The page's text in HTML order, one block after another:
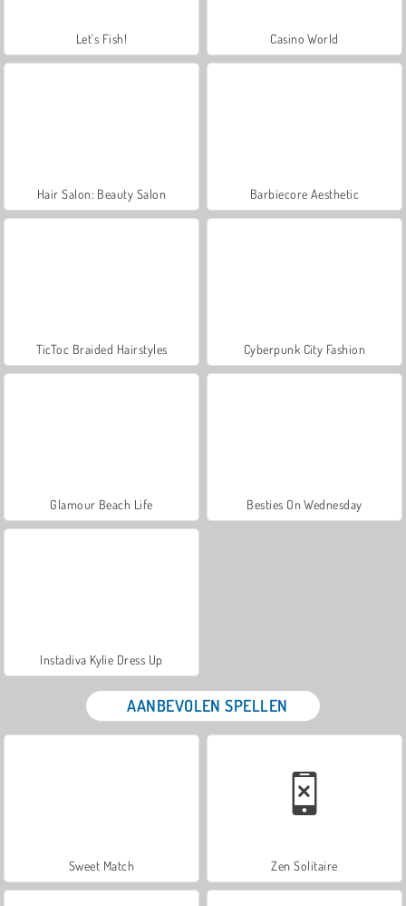
Let's Fish! Casino World
Hair Salon: Beauty Salon Barbiecore Aesthetic
TicToc Braided Hairstyles Cyberpunk City Fashion
Glamour Beach Life Besties On Wednesday
Instadiva Kylie Dress Up
AANBEVOLEN SPELLEN
Sweet Match Zen Solitaire